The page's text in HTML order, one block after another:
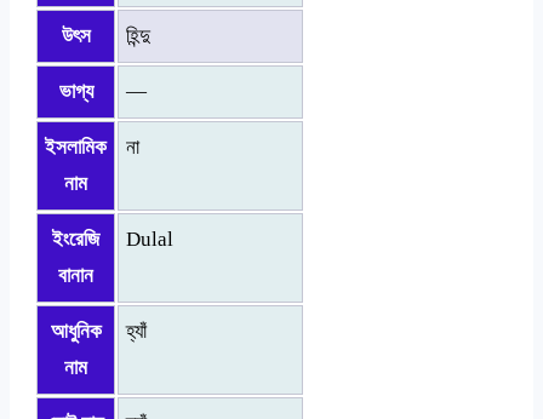
উৎস হিন্দু
ভাগ্য —
ইসলামিক
নাম
না
ইংরেজি
বানান
Dulal
আধুনিক
নাম
হ্যাঁ